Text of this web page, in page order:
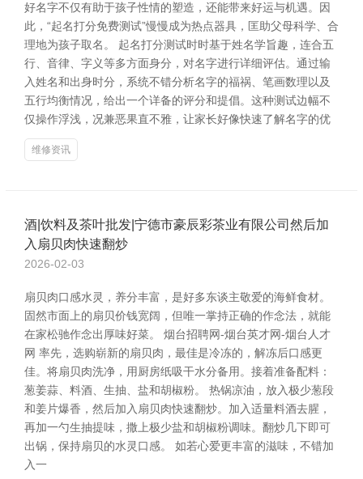
好名字不仅有助于孩子性情的塑造，还能带来好运与机遇。因
此，“起名打分免费测试”慢慢成为热点器具，匡助父母科学、合
理地为孩子取名。 起名打分测试时时基于姓名学旨趣，连合五
行、音律、字义等多方面身分，对名字进行详细评估。通过输
入姓名和出身时分，系统不错分析名字的福祸、笔画数理以及
五行均衡情况，给出一个详备的评分和提倡。这种测试边幅不
仅操作浮浅，况兼恶果直不雅，让家长好像快速了解名字的优
维修资讯
酒|饮料及茶叶批发|宁德市豪辰彩茶业有限公司然后加
入扇贝肉快速翻炒
2026-02-03
扇贝肉口感水灵，养分丰富，是好多东谈主敬爱的海鲜食材。
固然市面上的扇贝价钱宽阔，但唯一掌持正确的作念法，就能
在家松驰作念出厚味好菜。 烟台招聘网-烟台英才网-烟台人才
网 率先，选购崭新的扇贝肉，最佳是冷冻的，解冻后口感更
佳。将扇贝肉洗净，用厨房纸吸干水分备用。接着准备配料：
葱姜蒜、料酒、生抽、盐和胡椒粉。 热锅凉油，放入极少葱段
和姜片爆香，然后加入扇贝肉快速翻炒。加入适量料酒去腥，
再加一勺生抽提味，撒上极少盐和胡椒粉调味。翻炒几下即可
出锅，保持扇贝的水灵口感。 如若心爱更丰富的滋味，不错加
入一